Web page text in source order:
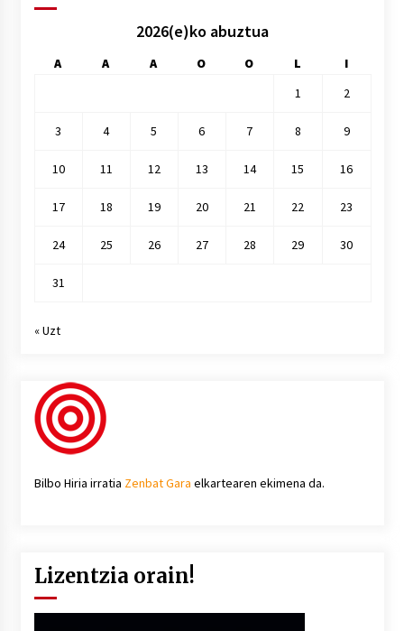
2026(e)ko abuztua
A A A O O L
I
1
2
3 4 5 6 7 8 9
10 11 12 13 14 15 16
17 18 19 20 21 22 23
24 25 26 27 28 29 30
31
« Uzt
Bilbo Hiria irratia Zenbat Gara elkartearen ekimena da.
Lizentzia orain!